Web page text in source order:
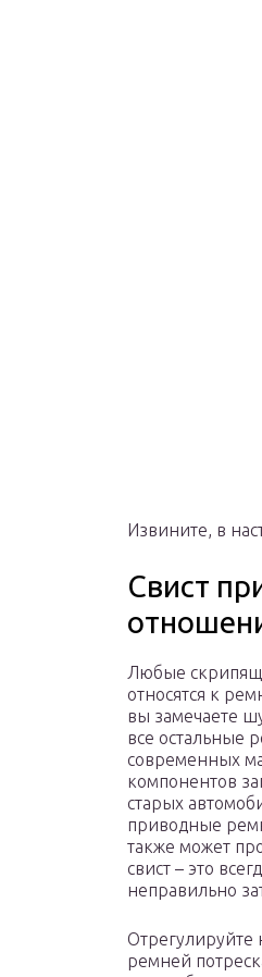
Извините, в
Свист
Любые
относятся к
вы замечаете
все остальные
современных
компонентов
старых
приводные
также может
свист – это
неправильно
Отрегулируйте
ремней